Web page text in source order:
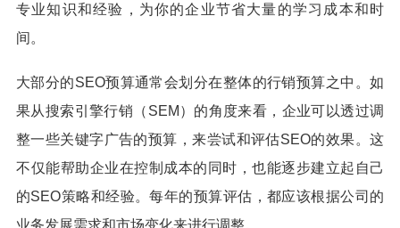
专业知识和经验，为你的企业节省大量的学习成本和时
间。
大部分的SEO预算通常会划分在整体的行销预算之中。如
果从搜索引擎行销（SEM）的角度来看，企业可以透过调
整一些关键字广告的预算，来尝试和评估SEO的效果。这
不仅能帮助企业在控制成本的同时，也能逐步建立起自己
的SEO策略和经验。每年的预算评估，都应该根据公司的
业务发展需求和市场变化来进行调整。